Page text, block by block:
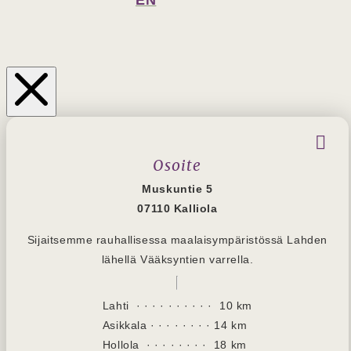
Osoite
Muskuntie 5
07110 Kalliola
Sijaitsemme rauhallisessa maalaisympäristössä Lahden
lähellä Vääksyntien varrella.
Lahti · · · · · · · · · · 10 km
Asikkala · · · · · · · · 14 km
Hollola
· · · · · · · · 18 km